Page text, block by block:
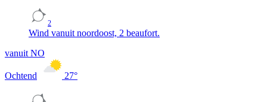
2
Wind vanuit noordoost, 2 beaufort.
vanuit NO
Ochtend 27°